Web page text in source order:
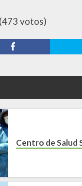
votos)
Centro de Salud